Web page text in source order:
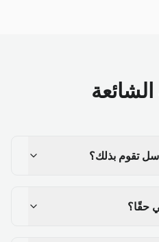
الشائعة
تقوم بذلك؟
حقًا؟